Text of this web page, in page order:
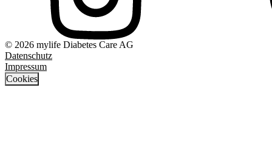
© 2026 mylife Diabetes Care AG
Datenschutz
Impressum
Cookies